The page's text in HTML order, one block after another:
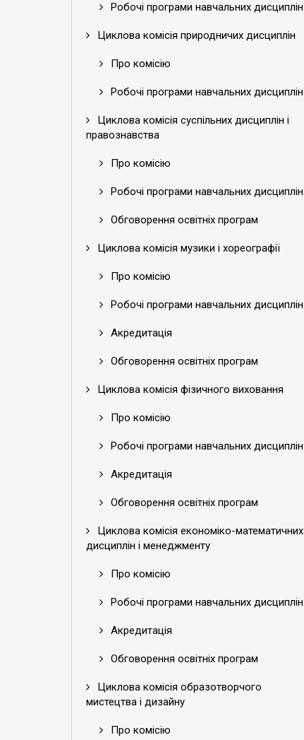
Робочі програми навчальних дисциплін
Циклова комісія природничих дисциплін
Про комісію
Робочі програми навчальних дисциплін
Циклова комісія суспільних дисциплін і
правознавства
Про комісію
Робочі програми навчальних дисциплін
Обговорення освітніх програм
Циклова комісія музики і хореографії
Про комісію
Робочі програми навчальних дисциплін
Акредитація
Обговорення освітніх програм
Циклова комісія фізичного виховання
Про комісію
Робочі програми навчальних дисциплін
Акредитація
Обговорення освітніх програм
Циклова комісія економіко-математичних
дисциплін і менеджменту
Про комісію
Робочі програми навчальних дисциплін
Акредитація
Обговорення освітніх програм
Циклова комісія образотворчого
мистецтва і дизайну
Про комісію